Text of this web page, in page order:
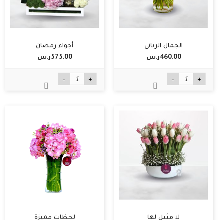
الجمال الرباني
460.00ر.س‏
- +
أجواء رمضان
575.00ر.س‏
- +
لا مثيل لها لحظات مميزة